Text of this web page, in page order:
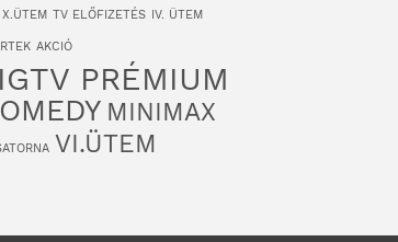
X.ÜTEM TV ELŐFIZETÉS IV. ÜTEM
AKCIÓ
PRÉMIUM
MINIMAX
VI.ÜTEM